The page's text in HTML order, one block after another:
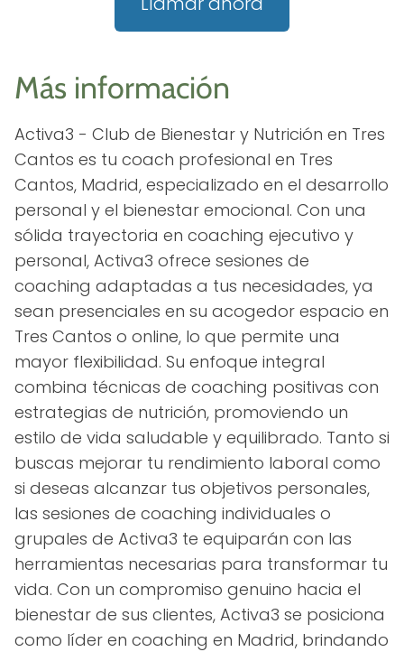
Más información
Activa3 - Club de Bienestar y Nutrición en Tres
Cantos es tu coach profesional en Tres
Cantos, Madrid, especializado en el desarrollo
personal y el bienestar emocional. Con una
sólida trayectoria en coaching ejecutivo y
personal, Activa3 ofrece sesiones de
coaching adaptadas a tus necesidades, ya
sean presenciales en su acogedor espacio en
Tres Cantos o online, lo que permite una
mayor flexibilidad. Su enfoque integral
combina técnicas de coaching positivas con
estrategias de nutrición, promoviendo un
estilo de vida saludable y equilibrado. Tanto si
buscas mejorar tu rendimiento laboral como
si deseas alcanzar tus objetivos personales,
las sesiones de coaching individuales o
grupales de Activa3 te equiparán con las
herramientas necesarias para transformar tu
vida. Con un compromiso genuino hacia el
bienestar de sus clientes, Activa3 se posiciona
como líder en coaching en Madrid, brindando